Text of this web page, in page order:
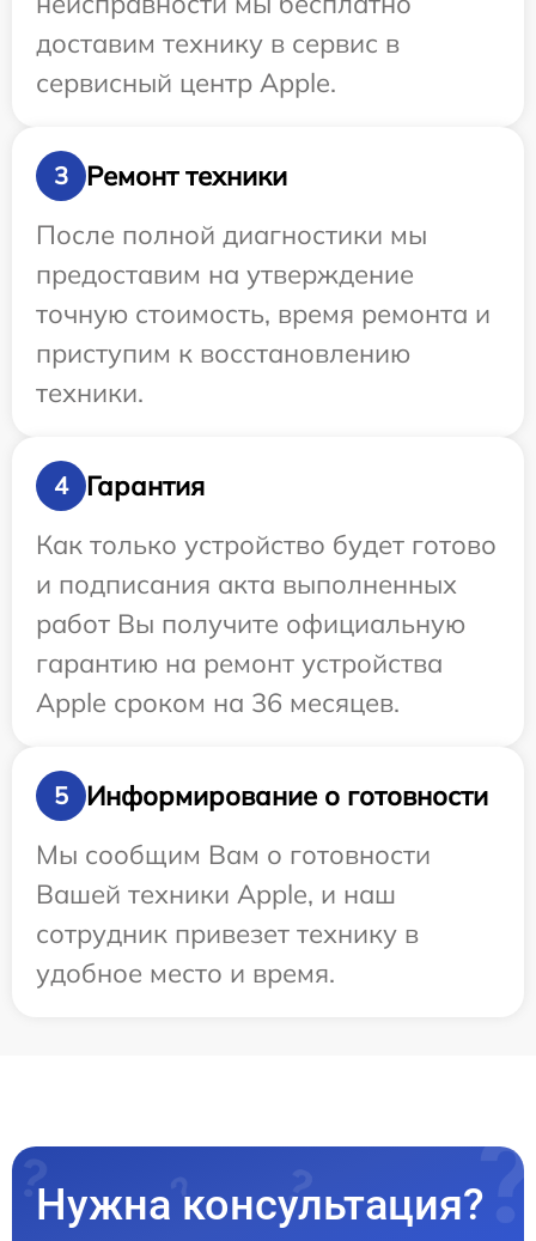
доставим технику в сервис в
сервисный центр Apple.
3
Ремонт техники
После полной диагностики мы
предоставим на утверждение
точную стоимость, время ремонта и
приступим к восстановлению
техники.
4
Гарантия
Как только устройство будет готово
и подписания акта выполненных
работ Вы получите официальную
гарантию на ремонт устройства
Apple сроком на 36 месяцев.
5
Информирование о готовности
Мы сообщим Вам о готовности
Вашей техники Apple, и наш
сотрудник привезет технику в
удобное место и время.
Нужна консультация?